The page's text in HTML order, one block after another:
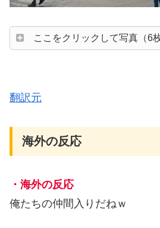
ここをクリックして写真（6
翻訳元
海外の反応
・海外の反応
俺たちの仲間入りだねｗ